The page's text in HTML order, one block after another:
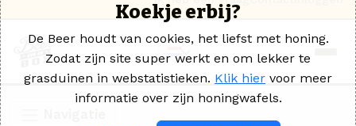
Koekje erbij?
De Beer houdt van cookies, het liefst met honing.
Zodat zijn site super werkt en om lekker te
grasduinen in webstatistieken. Klik hier voor meer
informatie over zijn honingwafels.